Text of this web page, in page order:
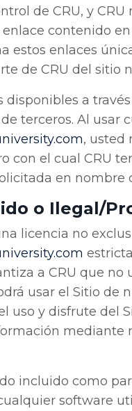
de CRU, y
contenido
estos enlaces
de CRU del sitio
disponibles a
terceros. Al
.com, usted
con el cual CRU
en nombre
o Ilegal/
licencia no
.com
a CRU que
usar el Sitio de
uso y disfrute del
mediante
incluido como
software